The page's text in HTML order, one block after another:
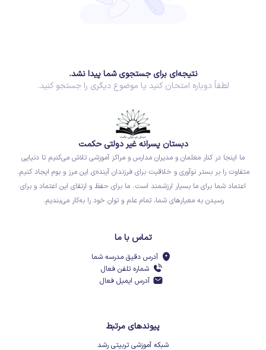
نتیجه‌ای برای جستجوی شما پیدا نشد.
لطفاً دوباره امتحان کنید یا موضوع دیگری را جستجو کنید.
دبستان پسرانه غیر دولتی حکمت
ما اینجا در کنار معلمان و مدیران مدارس و مراکز آموزشی تلاش می‌کنیم تا دنیایی
متفاوت را بر بستر نوآوری و خلاقیت برای فرزندان آینده‌ی این مرز و بوم ایجاد کنیم.
اعتماد شما برای ما بسیار ارزشمند است. ما برای حفظ و ارتقای این اعتماد و برای
رسیدن به معیارهای شما، تمام علم و توان خود را به‌کار می‌بندیم.
تماس با ما
آدرس دقیق مدرسه شما
شماره تلفن فعال
آدرس ایمیل فعال
پیوندهای مرتبط
شبکه آموزشی تربیتی رشد